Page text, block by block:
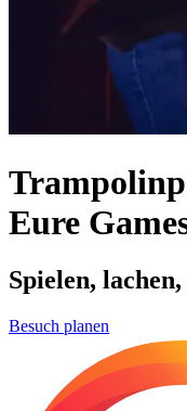
Eure
Spielen,
Besuch planen